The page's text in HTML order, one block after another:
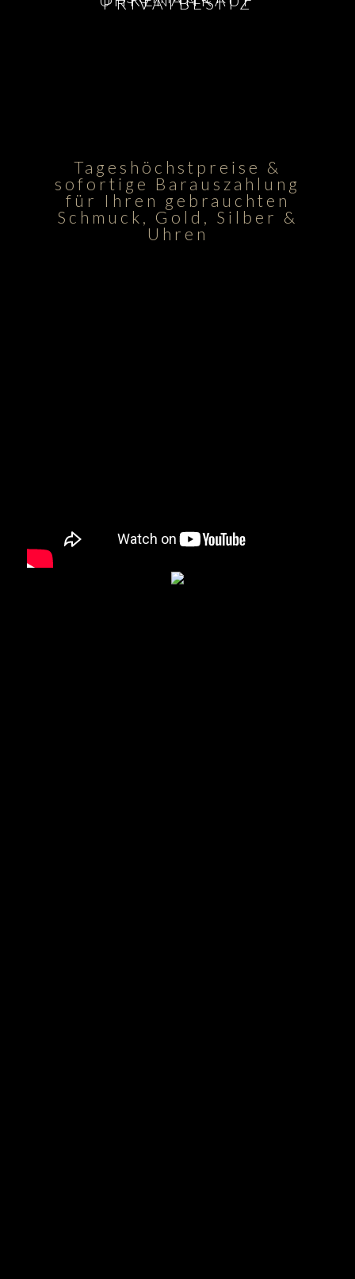
Tageshöchstpreise &
sofortige Barauszahlung
für Ihren gebrauchten
Schmuck, Gold, Silber &
Uhren